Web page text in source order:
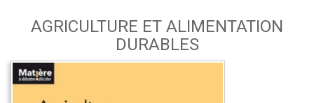
AGRICULTURE ET ALIMENTATION
DURABLES